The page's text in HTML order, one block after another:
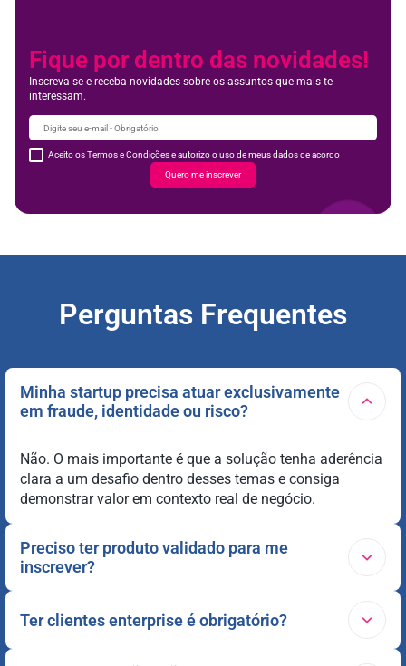
Fique por dentro das novidades!
Inscreva-se e receba novidades sobre os assuntos que mais te
interessam.
Aceito os Termos e Condições e autorizo o uso de meus dados de acordo
Quero me inscrever
Perguntas Frequentes
Minha startup precisa atuar exclusivamente
em fraude, identidade ou risco?
Não. O mais importante é que a solução tenha aderência
clara a um desafio dentro desses temas e consiga
demonstrar valor em contexto real de negócio.
Preciso ter produto validado para me
inscrever?
O programa prioriza startups com solução já estruturada
e com capacidade de execução. Quanto mais clara for a
Ter clientes enterprise é obrigatório?